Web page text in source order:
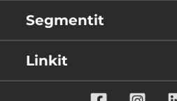
Segmentit
Linkit